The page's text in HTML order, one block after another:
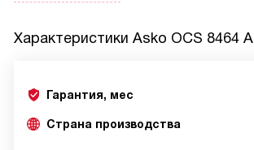
Характеристики Asko OCS 8464 A
Гарантия, мес
Страна производства